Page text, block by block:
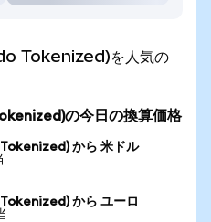
Tokenized)を人気の
の今日の換算価格
から 米ドル
から ユーロ